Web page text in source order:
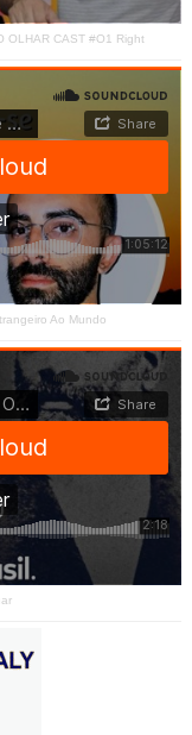
OLHAR CAST #O1 Right
Ao Mundo